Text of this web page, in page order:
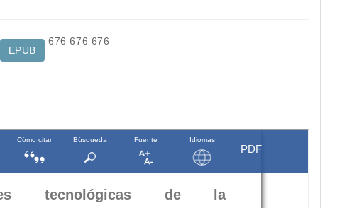
676676 676
EPUB